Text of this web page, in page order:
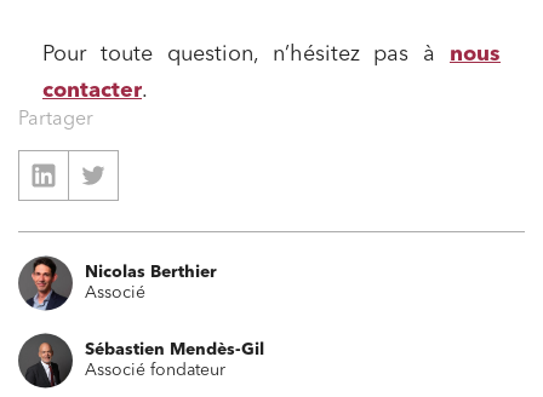
Pour toute question, n’hésitez pas à nous
contacter.
Partager
Nicolas Berthier
Associé
Sébastien Mendès-Gil
Associé fondateur
J'ai lu et j'accepte la politique de confidentialité